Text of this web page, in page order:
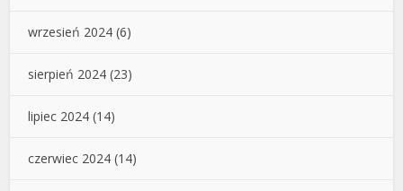
wrzesień 2024 (6)
sierpień 2024 (23)
lipiec 2024 (14)
czerwiec 2024 (14)